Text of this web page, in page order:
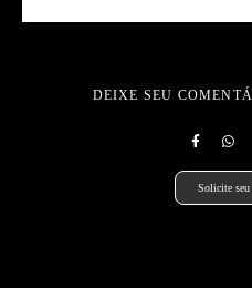
DEIXE SEU
Solicite seu